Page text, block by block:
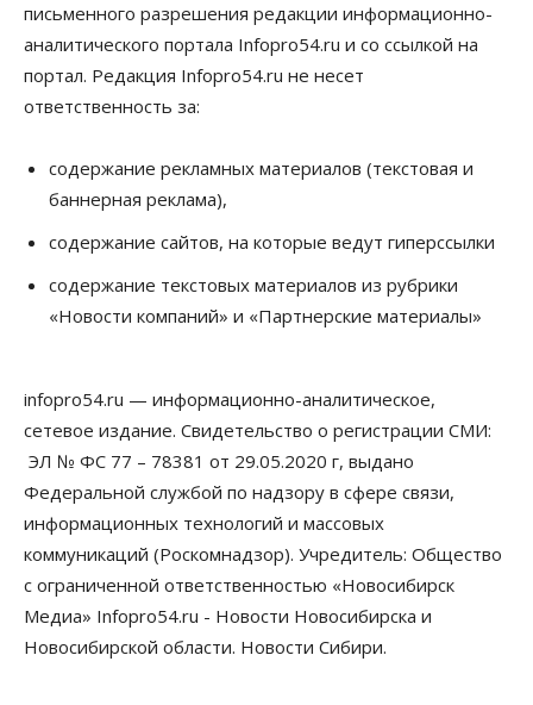
Общество
Спрос на машино-места в
Новосибирской области вырос в полтора раза
К современному юридическому образованию в
России возникает много вопросов
08 Августа 2026, 17:00
Новосибирские вузы опубликовали
приказы о зачислении на бюджетные места
08 Августа 2026, 16:00
Искусственный интеллект впервые выписал
штраф за борщевик
08 Августа 2026, 15:00
Авто
Продажи подержанных электромобилей в
Новосибирской области растут второй месяц
08 Августа 2026, 13:00
Бизнес Общество
Детские центры Новосибирска
перегибают с «педагогикой успеха», считает
письменного разрешения редакции информационно-
аналитического портала Infopro54.ru и со ссылкой на
портал. Редакция Infopro54.ru не несет
ответственность за:
содержание рекламных материалов (текстовая и
баннерная реклама),
содержание сайтов, на которые ведут гиперссылки
содержание текстовых материалов из рубрики
«Новости компаний» и «Партнерские материалы»
infopro54.ru — информационно-аналитическое,
сетевое издание. Свидетельство о регистрации СМИ:
ЭЛ № ФС 77 – 78381 от 29.05.2020 г, выдано
Федеральной службой по надзору в сфере связи,
информационных технологий и массовых
коммуникаций (Роскомнадзор). Учредитель: Общество
с ограниченной ответственностью «Новосибирск
Медиа» Infopro54.ru - Новости Новосибирска и
Новосибирской области. Новости Сибири.